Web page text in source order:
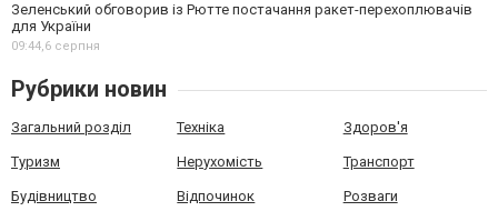
Зеленський обговорив із Рютте постачання ракет-перехоплювачів
для України
09:44,6 серпня
Рубрики новин
Загальний розділ Техніка Здоров'я
Туризм Нерухомість Транспорт
Будівництво Відпочинок Розваги